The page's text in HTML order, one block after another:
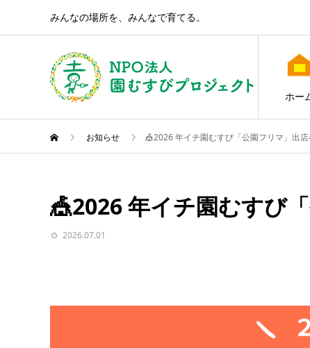
みんなの場所を、みんなで育てる。
ホー
お知らせ 🎪2026 年イチ園むすび「公園フリマ」出店
🎪2026 年イチ園むすび
2026.07.01